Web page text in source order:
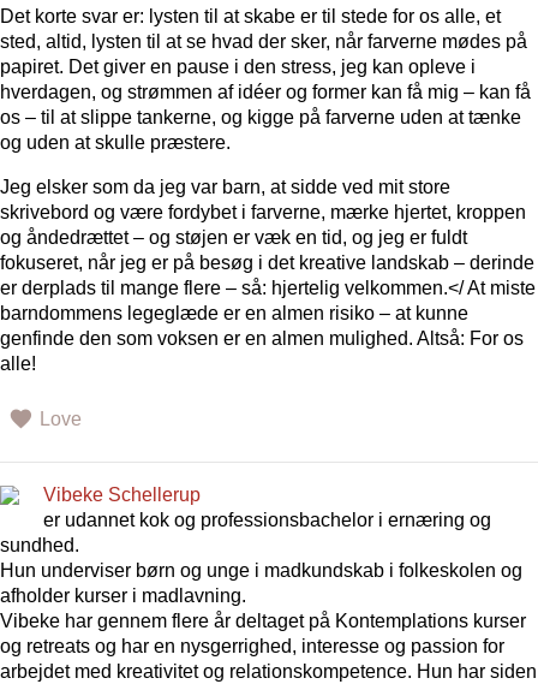
Det korte svar er: lysten til at skabe er til stede for os alle, et
sted, altid, lysten til at se hvad der sker, når farverne mødes på
papiret. Det giver en pause i den stress, jeg kan opleve i
hverdagen, og strømmen af idéer og former kan få mig – kan få
os – til at slippe tankerne, og kigge på farverne uden at tænke
og uden at skulle præstere.
Jeg elsker som da jeg var barn, at sidde ved mit store
skrivebord og være fordybet i farverne, mærke hjertet, kroppen
og åndedrættet – og støjen er væk en tid, og jeg er fuldt
fokuseret, når jeg er på besøg i det kreative landskab – derinde
er derplads til mange flere – så: hjertelig velkommen.</ At miste
barndommens legeglæde er en almen risiko – at kunne
genfinde den som voksen er en almen mulighed. Altså: For os
alle!
Love
Vibeke Schellerup
er udannet kok og professionsbachelor i ernæring og
sundhed.
Hun underviser børn og unge i madkundskab i folkeskolen og
afholder kurser i madlavning.
Vibeke har gennem flere år deltaget på Kontemplations kurser
og retreats og har en nysgerrighed, interesse og passion for
arbejdet med kreativitet og relationskompetence. Hun har siden